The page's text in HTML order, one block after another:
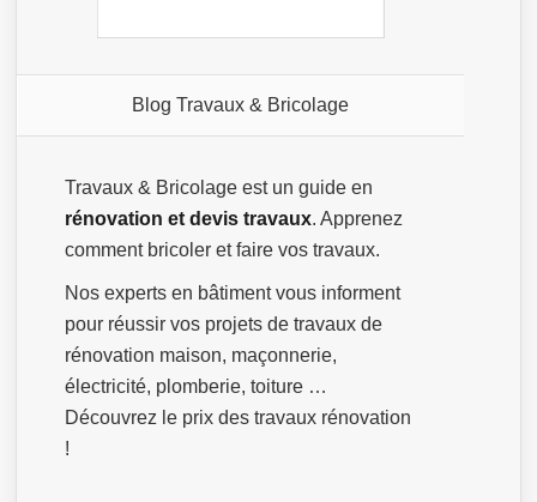
Blog Travaux & Bricolage
Travaux & Bricolage est un guide en
rénovation et devis travaux. Apprenez
comment bricoler et faire vos travaux.
Nos experts en bâtiment vous informent
pour réussir vos projets de travaux de
rénovation maison, maçonnerie,
électricité, plomberie, toiture …
Découvrez le prix des travaux rénovation
!